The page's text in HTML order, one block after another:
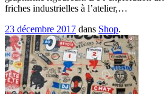
friches industrielles à l’atelier,…
23 décembre 2017 dans Shop.